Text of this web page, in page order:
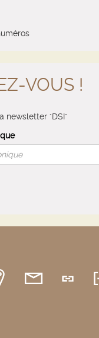
VOUS !
newsletter "DSI"